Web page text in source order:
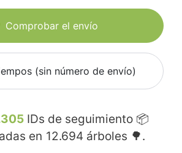
Comprobar el envío
(sin número de envío)
IDs de seguimiento 📦
en 12.694 árboles 🌳.